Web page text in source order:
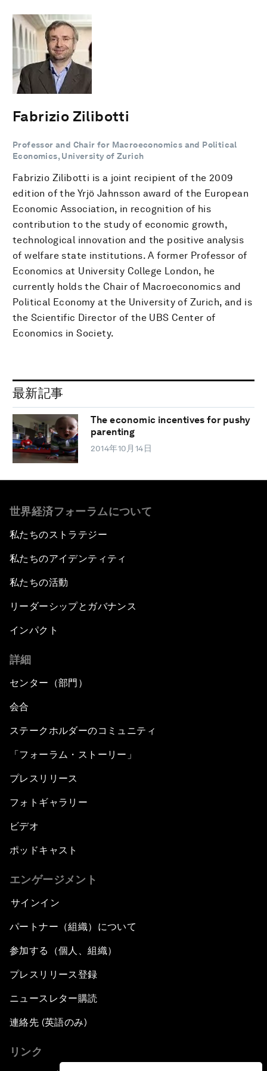
Fabrizio Zilibotti
Professor and Chair for Macroeconomics and Political
Economics, University of Zurich
Fabrizio Zilibotti is a joint recipient of the 2009
edition of the Yrjö Jahnsson award of the European
Economic Association, in recognition of his
contribution to the study of economic growth,
technological innovation and the positive analysis
of welfare state institutions. A former Professor of
Economics at University College London, he
currently holds the Chair of Macroeconomics and
Political Economy at the University of Zurich, and is
the Scientific Director of the UBS Center of
Economics in Society.
最新記事
The economic incentives for pushy
parenting
2014年10月14日
世界経済フォーラムについて
私たちのストラテジー
私たちのアイデンティティ
私たちの活動
リーダーシップとガバナンス
インパクト
詳細
センター（部門）
会合
ステークホルダーのコミュニティ
「フォーラム・ストーリー」
プレスリリース
フォトギャラリー
ビデオ
ポッドキャスト
エンゲージメント
サインイン
パートナー（組織）について
参加する（個人、組織）
プレスリリース登録
ニュースレター購読
連絡先 (英語のみ)
リンク